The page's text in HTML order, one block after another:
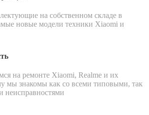
на собственном складе в
новые модели техники Xiaomi и
на ремонте Xiaomi, Realme и их
мы знакомы как со всеми типовыми, так
неисправностями